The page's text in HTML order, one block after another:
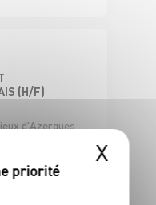
(H/F)
d'Azergues
X